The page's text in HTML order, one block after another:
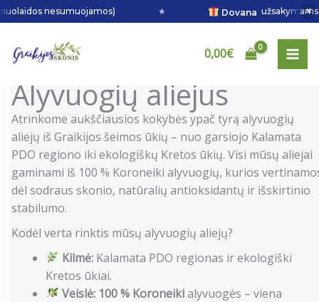
nesumuojamos) Dovanaužsakymams ×
Pereiti
prie
turinio
0,00€
Alyvuogių aliejus
Atrinkome aukščiausios kokybės ypač tyrą alyvuogių
aliejų iš Graikijos šeimos ūkių – nuo garsiojo Kalamata
PDO regiono iki ekologiškų Kretos ūkių. Visi mūsų aliejai
gaminami iš 100 % Koroneiki alyvuogių, kurios
dėl sodraus skonio, natūralių antioksidantų ir išskirtinio
stabilumo.
Kodėl verta rinktis mūsų alyvuogių aliejų?
Kilmė:Kalamata PDO regionas ir ekologiški
Kretos ūkiai.
Veislė: 100 % Koroneikialyvuogės – viena